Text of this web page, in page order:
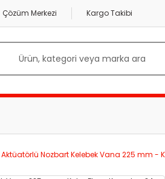
Çözüm Merkezi Kargo Takibi
Aktüatörlü Nozbart Kelebek Vana 225 mm -